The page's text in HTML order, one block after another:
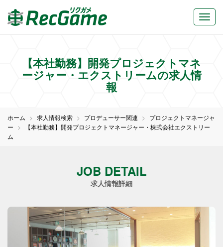
【本社勤務】開発プロジェクトマネ
ージャー・エクストリームの求人情
報
ホーム 求人情報検索 プロデューサー関連
プロジェクトマネージャ
ー
【本社勤務】開発プロジェクトマネージャー・株式会社エクストリー
ム
JOB DETAIL
求人情報詳細